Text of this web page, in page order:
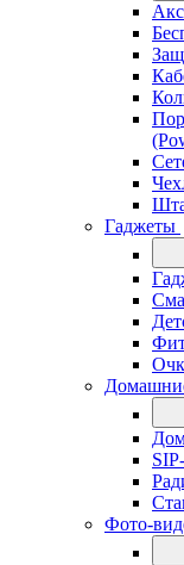
Гаджеты
Фото-